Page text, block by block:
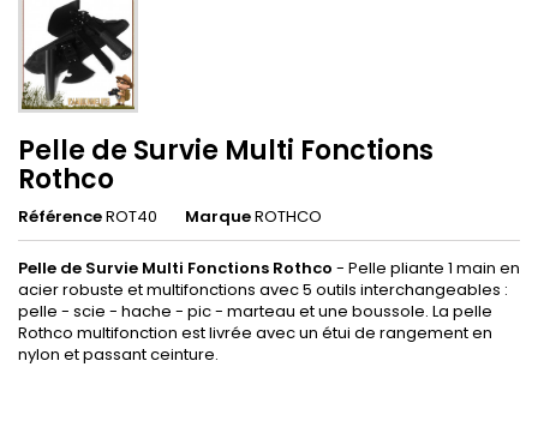
Pelle de Survie Multi Fonctions
Rothco
RéférenceROT40 MarqueROTHCO
Pelle de Survie Multi Fonctions Rothco - Pelle pliante 1 main en
acier robuste et multifonctions avec 5 outils interchangeables :
pelle - scie - hache - pic - marteau et une boussole. La pelle
Rothco multifonction est livrée avec un étui de rangement en
nylon et passant ceinture.